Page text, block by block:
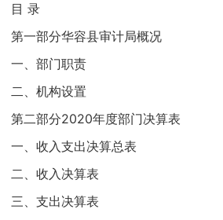
目 录
第一部分华容县审计局概况
一、部门职责
二、机构设置
第二部分2020年度部门决算表
一、收入支出决算总表
二、收入决算表
三、支出决算表